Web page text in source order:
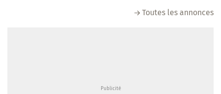
Toutes les annonces